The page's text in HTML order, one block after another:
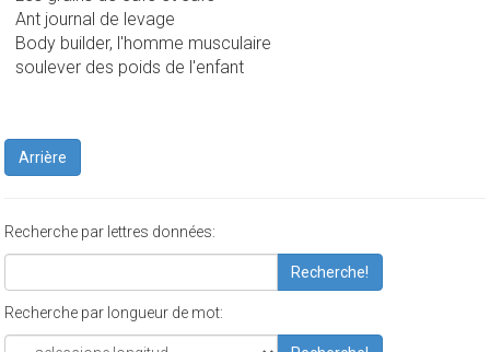
Ant journal de levage
Body builder, l'homme musculaire
soulever des poids de l'enfant
Arrière
Recherche par lettres données:
Recherche!
Recherche par longueur de mot: